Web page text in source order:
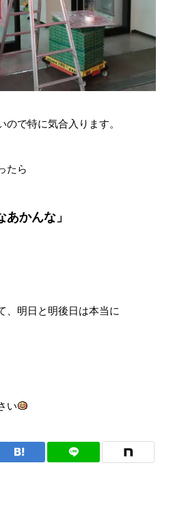
で特に気合入ります。
たら
あかんな」
、明日と明後日は本当に
い